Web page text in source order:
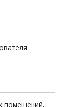
помещений,